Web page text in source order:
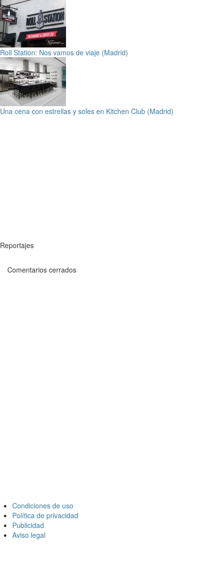
Roll Station: Nos vamos de viaje (Madrid)
Una cena con estrellas y soles en Kitchen Club (Madrid)
Reportajes
Comentarios cerrados
Condiciones de uso
Política de privacidad
Publicidad
Aviso legal